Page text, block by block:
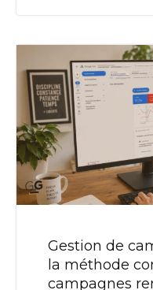
Gestion de
la méthode
campagnes